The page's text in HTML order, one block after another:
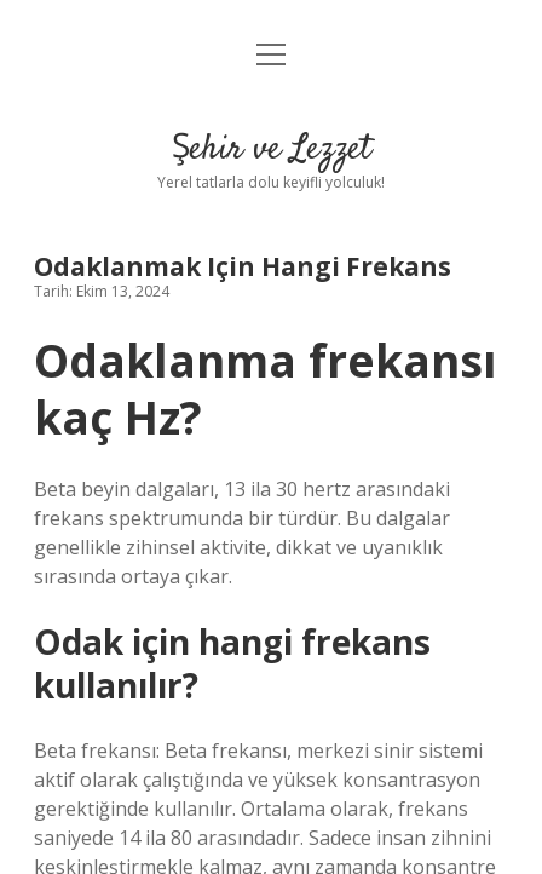
Anasayfa
Yasal Uyarı
menüyü
Şehir ve Lezzet
Yerel tatlarla dolu keyifli yolculuk!
Odaklanmak Için Hangi Frekans
Tarih: Ekim 13, 2024
Odaklanma frekansı
kaç Hz?
Beta beyin dalgaları, 13 ila 30 hertz arasındaki
frekans spektrumunda bir türdür. Bu dalgalar
genellikle zihinsel aktivite, dikkat ve uyanıklık
sırasında ortaya çıkar.
Odak için hangi frekans
kullanılır?
Beta frekansı: Beta frekansı, merkezi sinir sistemi
aktif olarak çalıştığında ve yüksek konsantrasyon
gerektiğinde kullanılır. Ortalama olarak, frekans
saniyede 14 ila 80 arasındadır. Sadece insan zihnini
keskinleştirmekle kalmaz, aynı zamanda konsantre